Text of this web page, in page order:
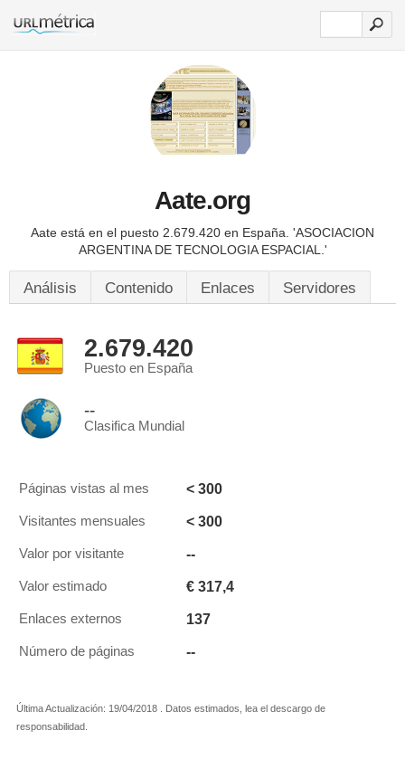
Aate.org
Aate está en el puesto 2.679.420 en España. 'ASOCIACION
ARGENTINA DE TECNOLOGIA ESPACIAL.'
Análisis Contenido Enlaces Servidores
2.679.420
Puesto en España
--
Clasifica Mundial
Páginas vistas al mes < 300
Visitantes mensuales < 300
Valor por visitante --
Valor estimado € 317,4
Enlaces externos 137
Número de páginas --
Última Actualización: 19/04/2018 . Datos estimados, lea el descargo de
responsabilidad.